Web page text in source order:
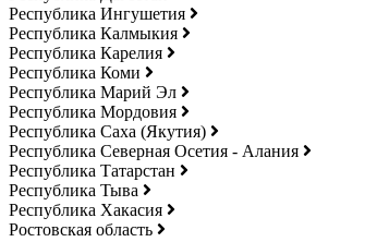
Республика Ингушетия
Республика Калмыкия
Республика Карелия
Республика Коми
Республика Марий Эл
Республика Мордовия
Республика Саха (Якутия)
Республика Северная Осетия - Алания
Республика Татарстан
Республика Тыва
Республика Хакасия
Ростовская область